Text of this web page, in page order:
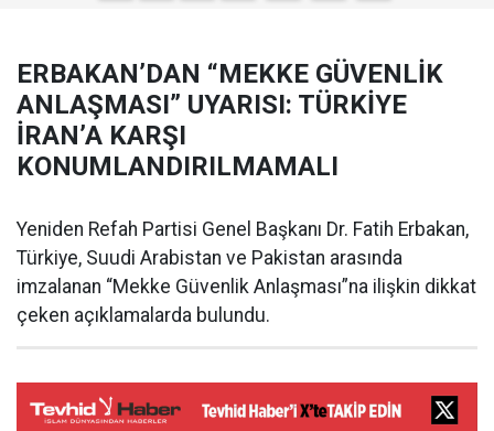
ERBAKAN’DAN “MEKKE GÜVENLİK
ANLAŞMASI” UYARISI: TÜRKİYE
İRAN’A KARŞI
KONUMLANDIRILMAMALI
Yeniden Refah Partisi Genel Başkanı Dr. Fatih Erbakan,
Türkiye, Suudi Arabistan ve Pakistan arasında
imzalanan “Mekke Güvenlik Anlaşması”na ilişkin dikkat
çeken açıklamalarda bulundu.